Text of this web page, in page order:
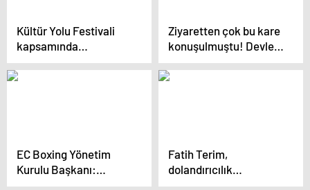
Kültür Yolu Festivali
kapsamında
Erzurum’da ‘Yaşayan
Miras Söyleşisi ve
Ziyaretten çok bu kare
konuşulmuştu! Devlet
Bahçeli’nin 17-25
Aralık iddialarına yanıtı
EC Boxing Yönetim
Kurulu Başkanı:
Türkiye’nin boksta
Fatih Terim,
dolandırıcılık
davasında ifade verdi